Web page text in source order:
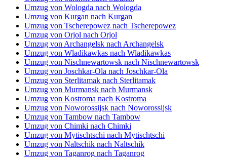
Umzug von Wologda nach Wologda
Umzug von Kurgan nach Kurgan
Umzug von Tscherepowez nach Tscherepowez
Umzug von Orjol nach Orjol
Umzug von Archangelsk nach Archangelsk
Umzug von Wladikawkas nach Wladikawkas
Umzug von Nischnewartowsk nach Nischnewartowsk
Umzug von Joschkar-Ola nach Joschkar-Ola
Umzug von Sterlitamak nach Sterlitamak
Umzug von Murmansk nach Murmansk
Umzug von Kostroma nach Kostroma
Umzug von Noworossijsk nach Noworossijsk
Umzug von Tambow nach Tambow
Umzug von Chimki nach Chimki
Umzug von Mytischtschi nach Mytischtschi
Umzug von Naltschik nach Naltschik
Umzug von Taganrog nach Taganrog